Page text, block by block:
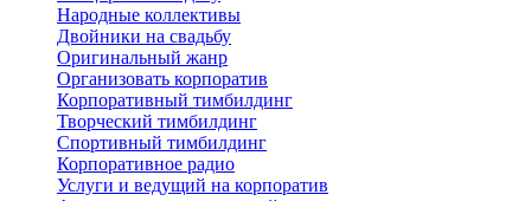
Народные коллективы
Двойники на свадьбу
Оригинальный жанр
Организовать корпоратив
Корпоративный тимбилдинг
Творческий тимбилдинг
Спортивный тимбилдинг
Корпоративное радио
Услуги и ведущий на корпоратив